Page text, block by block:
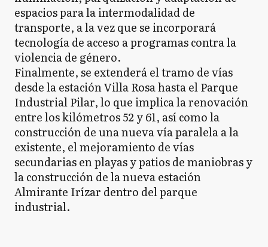
espacios para la intermodalidad de
transporte, a la vez que se incorporará
tecnología de acceso a programas contra la
violencia de género.
Finalmente, se extenderá el tramo de vías
desde la estación Villa Rosa hasta el Parque
Industrial Pilar, lo que implica la renovación
entre los kilómetros 52 y 61, así como la
construcción de una nueva vía paralela a la
existente, el mejoramiento de vías
secundarias en playas y patios de maniobras y
la construcción de la nueva estación
Almirante Irízar dentro del parque
industrial.